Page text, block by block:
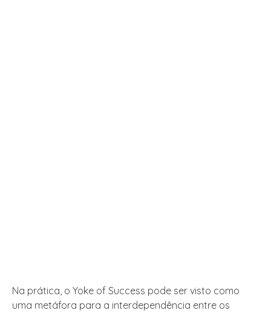
Na prática, o Yoke of Success pode ser visto como
uma metáfora para a interdependência entre os